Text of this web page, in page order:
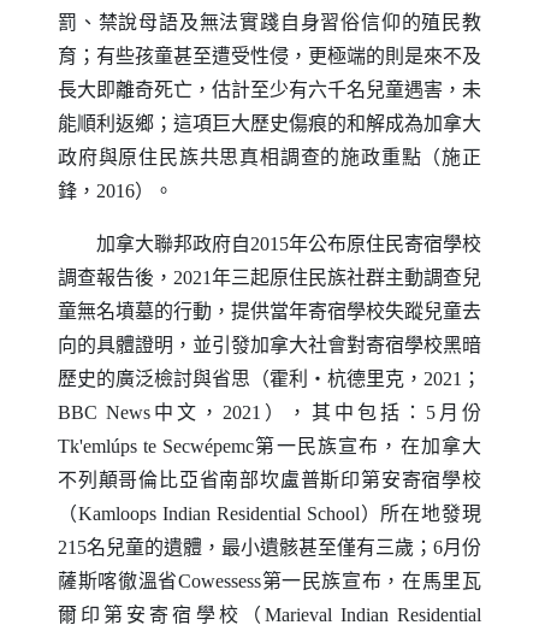
罰、禁說母語及無法實踐自身習俗信仰的殖民教
育；有些孩童甚至遭受性侵，更極端的則是來不及
長大即離奇死亡，估計至少有六千名兒童遇害，未
能順利返鄉；這項巨大歷史傷痕的和解成為加拿大
政府與原住民族共思真相調查的施政重點（施正
鋒，2016）。
加拿大聯邦政府自2015年公布原住民寄宿學校
調查報告後，2021年三起原住民族社群主動調查兒
童無名墳墓的行動，提供當年寄宿學校失蹤兒童去
向的具體證明，並引發加拿大社會對寄宿學校黑暗
歷史的廣泛檢討與省思（霍利‧杭德里克，2021；
BBC News 中文，2021），其中包括：5月份
Tk'emlúps te Secwépemc第一民族宣布，在加拿大
不列顛哥倫比亞省南部坎盧普斯印第安寄宿學校
（Kamloops Indian Residential School）所在地發現
215名兒童的遺體，最小遺骸甚至僅有三歲；6月份
薩斯喀徹溫省Cowessess第一民族宣布，在馬里瓦
爾印第安寄宿學校（ Marieval Indian Residential